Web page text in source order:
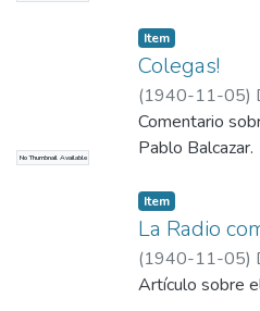
No Thumbnail Available
Item
Colegas!
(1940-11-05)
Comentario
Pablo Balcazar.
Item
La Radio
(1940-11-05)
Artículo sobre